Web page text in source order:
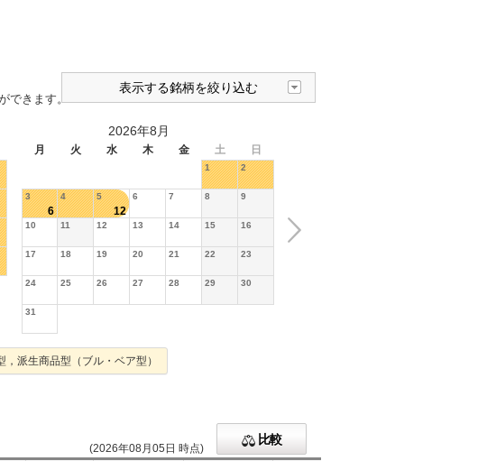
表示する銘柄を絞り込む
できます。
2026年8月
月 火 水 木 金 土 日
1 2
3
6
4 5
12
6 7 8 9
10 11 12 13 14 15 16
17 18 19 20 21 22 23
24 25 26 27 28 29 30
31
派生商品型（ブル・ベア型）
比較
(2026年08月05日 時点)